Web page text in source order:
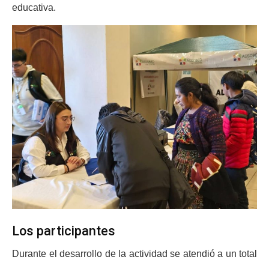
educativa.
Los participantes
Durante el desarrollo de la actividad se atendió a un total